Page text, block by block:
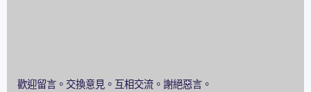
歡迎留言。交換意見。互相交流。謝絕惡言。